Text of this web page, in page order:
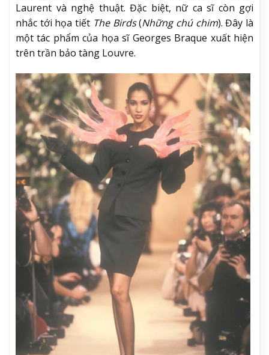
Laurent và nghệ thuật. Đặc biệt, nữ ca sĩ còn gợi
nhắc tới họa tiết The Birds(Những chú chim). Đây là
một tác phẩm của họa sĩ Georges Braque xuất hiện
trên trần bảo tàng Louvre.